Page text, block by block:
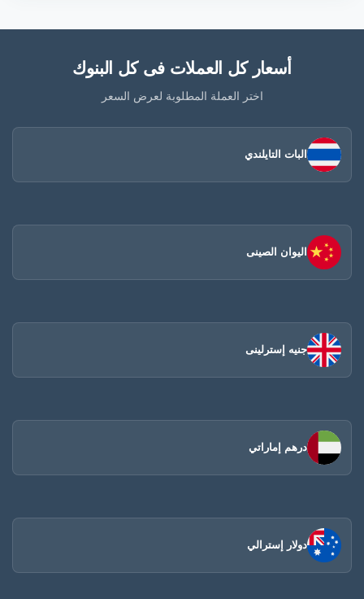
أسعار كل العملات فى كل البنوك
اختر العملة المطلوبة لعرض السعر
البات التايلندي
اليوان الصينى​
جنيه إسترلينى
درهم إماراتي
دولار إسترالي